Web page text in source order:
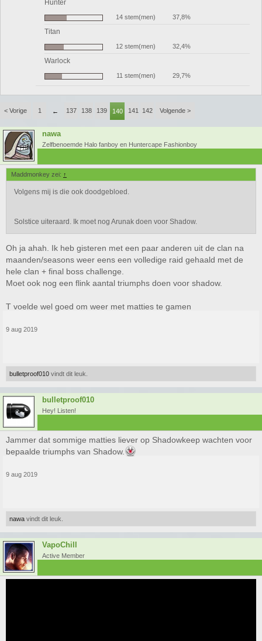
Hunter
14 stem(men) 37,8%
Titan
12 stem(men) 32,4%
Warlock
11 stem(men) 29,7%
< Vorige 1 ← 137 138 139 140 141 142 Volgende >
nawa
Zelfbenoemde Halo fanboy en Huntercape Fashionboy
Maddmonkey zei: ↑
Volgens mij is die ook doodgebloed.
Solstice uiteraard. Ik moet nog Arunak doen voor Shadow.
Oh ja ahah. Ik heb gisteren met een paar anderen uit de clan na
maanden/seasons weer eens een volledige raid gehaald met de
hele clan + final boss challenge.
Moet ook nog een flink aantal triumphs doen voor shadow.
T voelde wel goed om weer met matties te gamen
9 aug 2019
bulletproof010 vindt dit leuk.
bulletproof010
Hey! Listen!
Jammer dat sommige matties liever op Shadowkeep wachten voor
bepaalde triumphs van Shadow.
9 aug 2019
nawa vindt dit leuk.
VapoChill
Active Member